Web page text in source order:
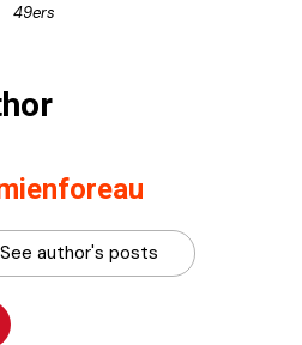
49ers
See author's posts